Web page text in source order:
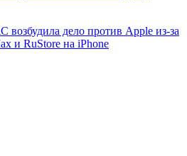
возбудила дело против Apple из-за
и RuStore на iPhone